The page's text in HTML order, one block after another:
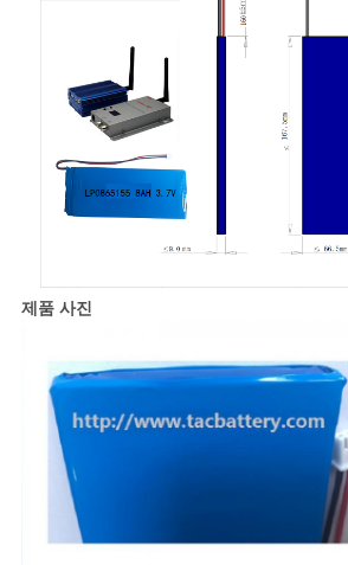
제품 사진